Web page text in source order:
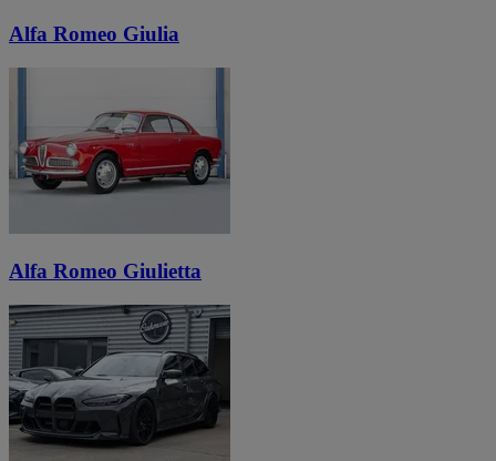
Alfa Romeo Giulia
Alfa Romeo Giulietta